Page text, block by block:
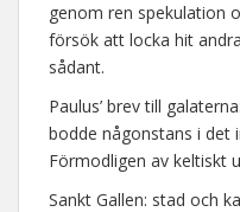
genom ren spekulation
försök att locka hit
sådant.
Paulus’ brev till
bodde någonstans i det
Förmodligen av keltiskt
Sankt Gallen: stad och